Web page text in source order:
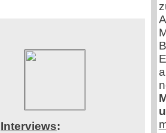
Interviews: